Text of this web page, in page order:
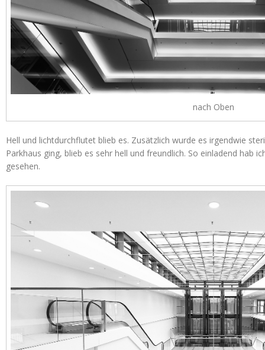
nach Oben
Hell und lichtdurchflutet blieb es. Zusätzlich wurde es irgendwie
Parkhaus ging, blieb es sehr hell und freundlich. So einladend hab
gesehen.